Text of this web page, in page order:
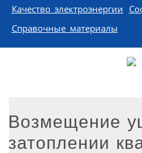
Качество электроэнергии
Справочные материалы
Возмещение
затоплении